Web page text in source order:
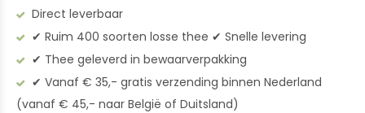
Direct leverbaar
✔︎ Ruim 400 soorten losse thee ✔︎ Snelle levering
✔︎ Thee geleverd in bewaarverpakking
✔︎ Vanaf € 35,- gratis verzending binnen Nederland
(vanaf € 45,- naar België of Duitsland)